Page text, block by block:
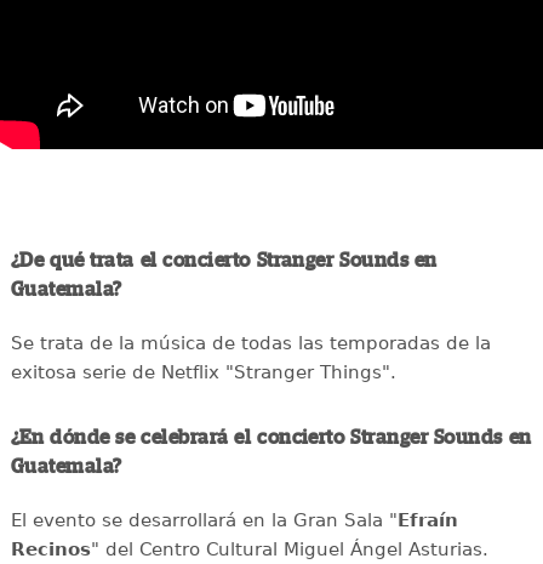
¿De qué trata el concierto Stranger Sounds en
Guatemala?
Se trata de la música de todas las temporadas de la
exitosa serie de Netflix "Stranger Things".
¿En dónde se celebrará el concierto Stranger Sounds en
Guatemala?
El evento se desarrollará en la Gran Sala "Efraín
Recinos" del Centro Cultural Miguel Ángel Asturias.